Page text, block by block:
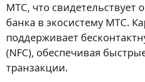
МТС, что свидетельствует
банка в экосистему МТС.
поддерживает
(NFC), обеспечивая
транзакции.